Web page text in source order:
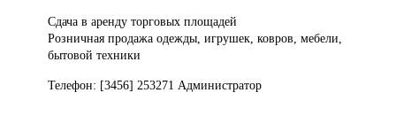
Сдача варенду торговых площадей
Розничная продажа одежды, игрушек, ковров, мебели,
бытовой техники
Телефон: [3456] 253271 Администратор